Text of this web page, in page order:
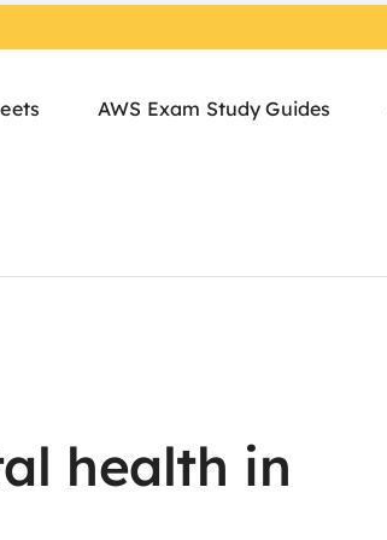
AWS Exam Study Guides
health in